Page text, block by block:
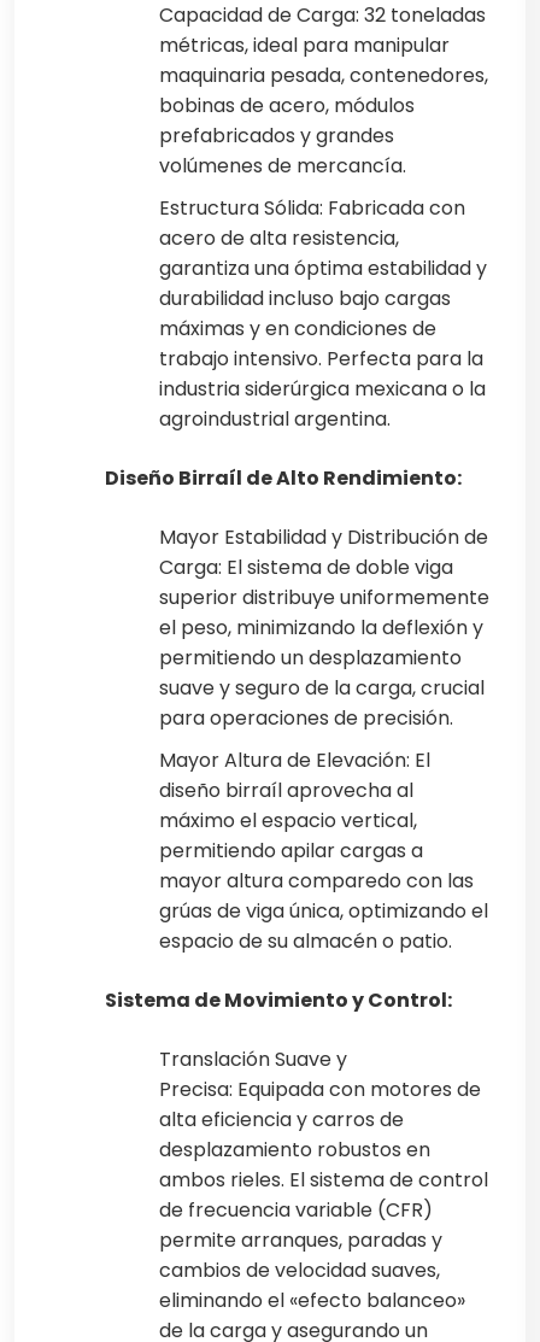
Capacidad de Carga: 32 toneladas
métricas, ideal para manipular
maquinaria pesada, contenedores,
bobinas de acero, módulos
prefabricados y grandes
volúmenes de mercancía.
Estructura Sólida: Fabricada con
acero de alta resistencia,
garantiza una óptima estabilidad y
durabilidad incluso bajo cargas
máximas y en condiciones de
trabajo intensivo. Perfecta para la
industria siderúrgica mexicana o la
agroindustrial argentina.
Diseño Birraíl de Alto Rendimiento:
Mayor Estabilidad y Distribución de
Carga: El sistema de doble viga
superior distribuye uniformemente
el peso, minimizando la deflexión y
permitiendo un desplazamiento
suave y seguro de la carga, crucial
para operaciones de precisión.
Mayor Altura de Elevación: El
diseño birraíl aprovecha al
máximo el espacio vertical,
permitiendo apilar cargas a
mayor altura comparedo con las
grúas de viga única, optimizando el
espacio de su almacén o patio.
Sistema de Movimiento y Control:
Translación Suave y
Precisa: Equipada con motores de
alta eficiencia y carros de
desplazamiento robustos en
ambos rieles. El sistema de control
de frecuencia variable (CFR)
permite arranques, paradas y
cambios de velocidad suaves,
eliminando el «efecto balanceo»
de la carga y asegurando un